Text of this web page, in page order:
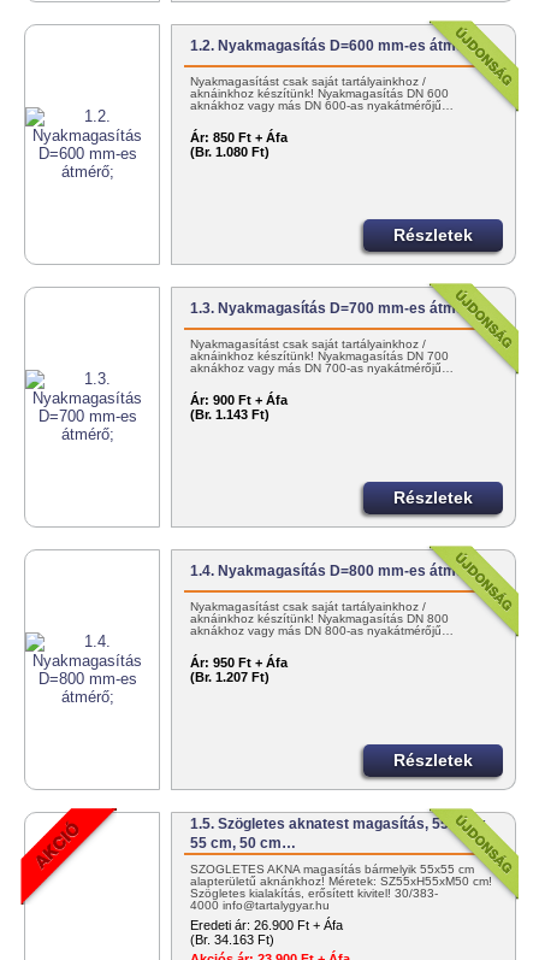
1.2. Nyakmagasítás D=600 mm-es átmérő;
Nyakmagasítást csak saját tartályainkhoz /
aknáinkhoz készítünk! Nyakmagasítás DN 600
aknákhoz vagy más DN 600-as nyakátmérőjű…
Ár: 850 Ft + Áfa
(Br. 1.080 Ft)
Részletek
1.3. Nyakmagasítás D=700 mm-es átmérő;
Nyakmagasítást csak saját tartályainkhoz /
aknáinkhoz készítünk! Nyakmagasítás DN 700
aknákhoz vagy más DN 700-as nyakátmérőjű…
Ár: 900 Ft + Áfa
(Br. 1.143 Ft)
Részletek
1.4. Nyakmagasítás D=800 mm-es átmérő;
Nyakmagasítást csak saját tartályainkhoz /
aknáinkhoz készítünk! Nyakmagasítás DN 800
aknákhoz vagy más DN 800-as nyakátmérőjű…
Ár: 950 Ft + Áfa
(Br. 1.207 Ft)
Részletek
1.5. Szögletes aknatest magasítás, 55 cm x
55 cm, 50 cm…
SZÖGLETES AKNA magasítás bármelyik 55x55 cm
alapterületű aknánkhoz! Méretek: SZ55xH55xM50 cm!
Szögletes kialakítás, erősített kivitel! 30/383-
4000 info@tartalygyar.hu
Eredeti ár: 26.900 Ft + Áfa
(Br. 34.163 Ft)